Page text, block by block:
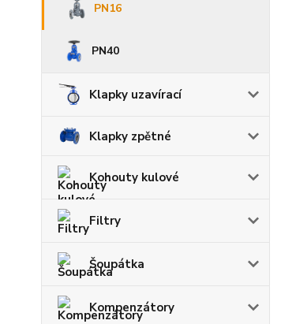
PN16
PN40
Klapky uzavírací
Klapky zpětné
Kohouty kulové
Filtry
Šoupátka
Kompenzátory